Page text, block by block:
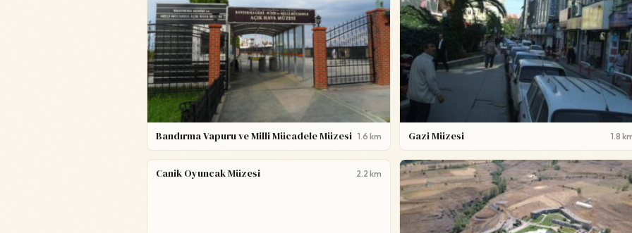
Bandırma Vapuru ve Milli Mücadele Müzesi 1.6 km Gazi Müzesi 1.8
Canik Oyuncak Müzesi 2.2 km